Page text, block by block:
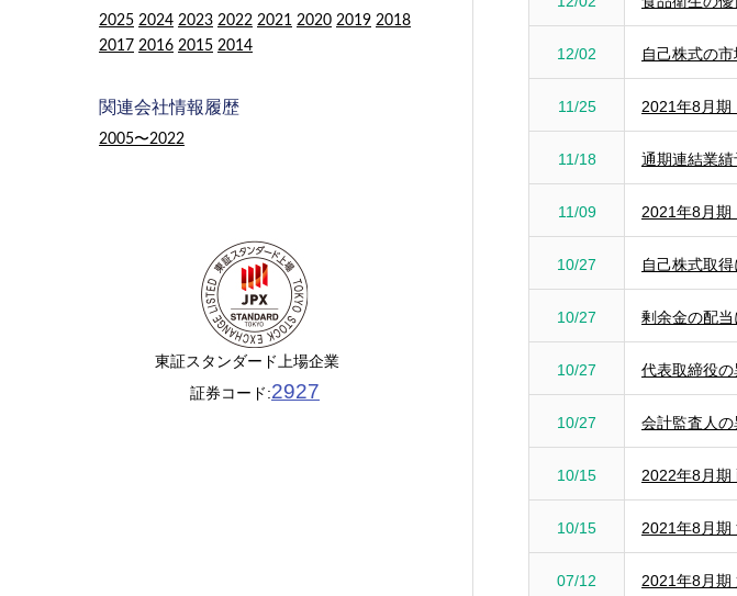
12/02 自己株式の
11/25 2021年8月期
11/18 通期連結業
11/09 2021年8月期
10/27 自己株式取
10/27 剰余金の配
10/27 代表取締役
10/27 会計監査人
10/15 2022年8月期
10/15 2021年8月期
07/12 2021年8月期
2025 2024 2023 2022 2021 2020 2019 2018
2017 2016 2015 2014
関連会社情報履歴
2005〜2022
東証スタンダード上場企業
証券コード:2927